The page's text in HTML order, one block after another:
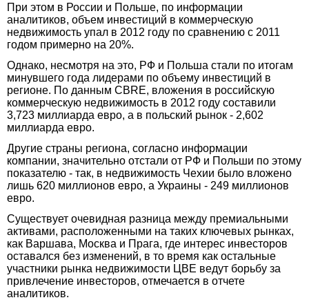
При этом в России и Польше, по информации
аналитиков, объем инвестиций в коммерческую
недвижимость упал в 2012 году по сравнению с 2011
годом примерно на 20%.
Однако, несмотря на это, РФ и Польша стали по итогам
минувшего года лидерами по объему инвестиций в
регионе. По данным CBRE, вложения в российскую
коммерческую недвижимость в 2012 году составили
3,723 миллиарда евро, а в польский рынок - 2,602
миллиарда евро.
Другие страны региона, согласно информации
компании, значительно отстали от РФ и Польши по этому
показателю - так, в недвижимость Чехии было вложено
лишь 620 миллионов евро, а Украины - 249 миллионов
евро.
Существует очевидная разница между премиальными
активами, расположенными на таких ключевых рынках,
как Варшава, Москва и Прага, где интерес инвесторов
оставался без изменений, в то время как остальные
участники рынка недвижимости ЦВЕ ведут борьбу за
привлечение инвесторов, отмечается в отчете
аналитиков.